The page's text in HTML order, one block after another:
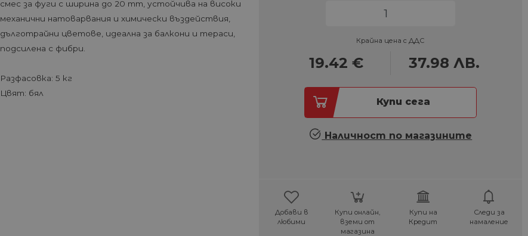
смес за фуги с ширина до 20 mm, устойчива на високи
механични натоварвания и химически въздействия,
дълготрайни цветове, идеална за балкони и тераси,
подсилена с фибри.
Разфасовка: 5 кг
Цвят: бял
Крайна цена с ДДС
19.42 € 37.98 ЛВ.
Купи сега
Наличност по магазините
Добави в
любими
Купи онлайн,
вземи от
магазина
Купи на
Кредит
Следи за
намаление